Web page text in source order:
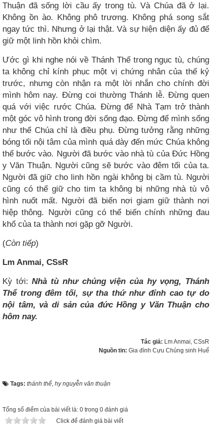
Thuận đã sống lời cầu ấy trong tù. Và Chúa đã ở lại.
Không ồn ào. Không phô trương. Không phá song sắt
ngay tức thì. Nhưng ở lại thật. Và sự hiện diện ấy đủ để
giữ một linh hồn khỏi chìm.
Ước gì khi nghe nói về Thánh Thể trong ngục tù, chúng
ta không chỉ kính phục một vị chứng nhân của thế kỷ
trước, nhưng còn nhận ra một lời nhắn cho chính đời
mình hôm nay. Đừng coi thường Thánh lễ. Đừng quen
quá với việc rước Chúa. Đừng để Nhà Tạm trở thành
một góc vô hình trong đời sống đạo. Đừng để mình sống
như thể Chúa chỉ là điều phụ. Đừng tưởng rằng những
bóng tối nội tâm của mình quá dày đến mức Chúa không
thể bước vào. Người đã bước vào nhà tù của Đức Hồng
y Văn Thuận. Người cũng sẽ bước vào đêm tối của ta.
Người đã giữ cho linh hồn ngài không bị cầm tù. Người
cũng có thể giữ cho tim ta không bị những nhà tù vô
hình nuốt mất. Người đã biến nơi giam giữ thành nơi
hiệp thông. Người cũng có thể biến chính những đau
khổ của ta thành nơi gặp gỡ Người.
(Còn tiếp)
Lm Anmai, CSsR
Kỳ tới:Nhà tù như chủng viện của hy vọng, Thánh
Thể trong đêm tối, sự tha thứ như đỉnh cao tự do
nội tâm, và di sản của đức Hồng y Văn Thuận cho
hôm nay.
Tác giả: Lm Anmai, CSsR
Nguồn tin: Gia đình Cựu Chủng sinh Huế
Tags: thánh thể, hy nguyễn văn thuận
Tổng số điểm của bài viết là: 0 trong 0 đánh giá
Click để đánh giá bài viết